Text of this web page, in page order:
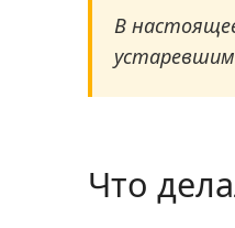
В
Что